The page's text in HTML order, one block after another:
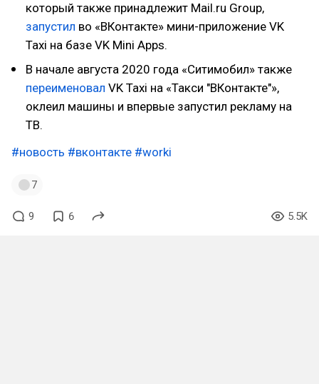
который также принадлежит Mail.ru Group,
запустил во «ВКонтакте» мини-приложение VK
Taxi на базе VK Mini Apps.
В начале августа 2020 года «Ситимобил» также
переименовал VK Taxi на «Такси "ВКонтакте"»,
оклеил машины и впервые запустил рекламу на
ТВ.
#новость #вконтакте #worki
7
9 6 5.5K